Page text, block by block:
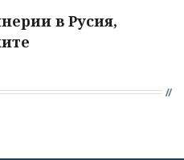
в Русия,